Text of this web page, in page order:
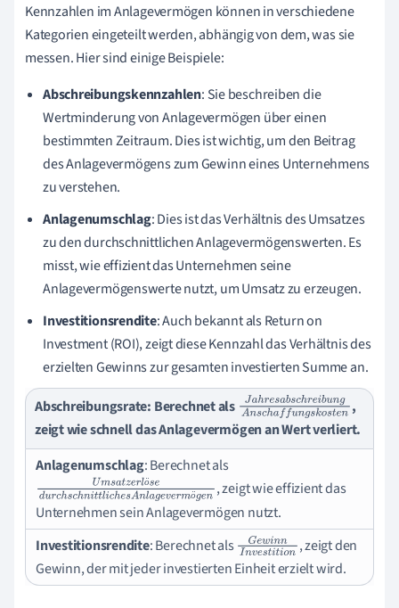
Kennzahlen im Anlagevermögen können in verschiedene
Kategorien eingeteilt werden, abhängig von dem, was sie
messen. Hier sind einige Beispiele:
Abschreibungskennzahlen: Sie beschreiben die
Wertminderung von Anlagevermögen über einen
bestimmten Zeitraum. Dies ist wichtig, um den Beitrag
des Anlagevermögens zum Gewinn eines Unternehmens
zu verstehen.
Anlagenumschlag: Dies ist das Verhältnis des Umsatzes
zu den durchschnittlichen Anlagevermögenswerten. Es
misst, wie effizient das Unternehmen seine
Anlagevermögenswerte nutzt, um Umsatz zu erzeugen.
Investitionsrendite: Auch bekannt als Return on
Investment (ROI), zeigt diese Kennzahl das Verhältnis des
erzielten Gewinns zur gesamten investierten Summe an.
Abschreibungsrate: Berechnet als Jahresabschreibung,
zeigt wie schnell das Anlagevermögen an Wert verliert.
Anlagenumschlag: Berechnet als
ö
ö
UmsatzerlösedurchschnittlichesAnlagevermögen
, zeigt wie effizient das
Unternehmen sein Anlagevermögen nutzt.
Investitionsrendite: Berechnet als GewinnInvestition
, zeigt den
Gewinn, der mit jeder investierten Einheit erzielt wird.